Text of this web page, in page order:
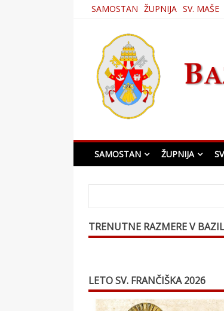
SAMOSTAN ŽUPNIJA SV. MAŠE
Bazilika
SAMOSTAN ŽUPNIJA
TRENUTNE RAZMERE V
LETO SV. FRANČIŠKA 2026